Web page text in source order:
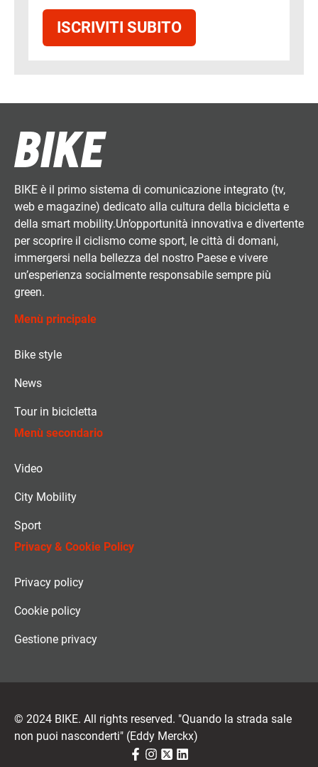
ISCRIVITI SUBITO
BIKE è il primo sistema di comunicazione integrato (tv,
web e magazine) dedicato alla cultura della bicicletta e
della smart mobility.Un’opportunità innovativa e divertente
per scoprire il ciclismo come sport, le città di domani,
immergersi nella bellezza del nostro Paese e vivere
un’esperienza socialmente responsabile sempre più
green.
Menù principale
Bike style
News
Tour in bicicletta
Menù secondario
Video
City Mobility
Sport
Privacy & Cookie Policy
Privacy policy
Cookie policy
Gestione privacy
© 2024 BIKE. All rights reserved. "Quando la strada sale
non puoi nasconderti" (Eddy Merckx)